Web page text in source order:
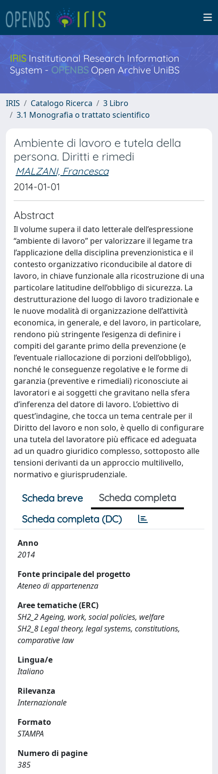
IRISInstitutional Research Information
System - OPENBS Open Archive UniBS
IRIS Catalogo Ricerca
3 Libro
3.1 Monografia o trattato scientifico
Ambiente di lavoro e tutela della
persona. Diritti e rimedi
MALZANI, Francesca
2014-01-01
Abstract
Il volume supera il dato letterale dell’espressione
“ambiente di lavoro” per valorizzare il legame tra
l’applicazione della disciplina prevenzionistica e il
contesto organizzativo riconducibile al datore di
lavoro, in chiave funzionale alla ricostruzione di una
particolare latitudine dell’obbligo di sicurezza. La
destrutturazione del luogo di lavoro tradizionale e
le nuove modalità di organizzazione dell’attività
economica, in generale, e del lavoro, in particolare,
rendono più stringente l’esigenza di definire i
compiti del garante primo della prevenzione (e
l’eventuale riallocazione di porzioni dell’obbligo),
nonché le conseguenze regolative e le forme di
garanzia (preventive e rimediali) riconosciute ai
lavoratori e ai soggetti che gravitano nella sfera
d’inferenza del datore di lavoro. L’obiettivo di
quest’indagine, che tocca un tema centrale per il
Diritto del lavoro e non solo, è quello di configurare
una tutela del lavoratore più efficace ed adeguata
ad un quadro giuridico complesso, sottoposto alle
tensioni derivanti da un approccio multilivello,
normativo e giurisprudenziale.
Scheda breve
Scheda completa
Scheda completa (DC)
Anno
2014
Fonte principale del progetto
Ateneo di appartenenza
Aree tematiche (ERC)
SH2_2 Ageing, work, social policies, welfare
SH2_8 Legal theory, legal systems, constitutions,
comparative law
Lingua/e
Italiano
Rilevanza
Internazionale
Formato
STAMPA
Numero di pagine
385